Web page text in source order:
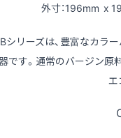
外寸：196mm x
シリーズは、豊富なカラ
です。通常のバージン原
エ